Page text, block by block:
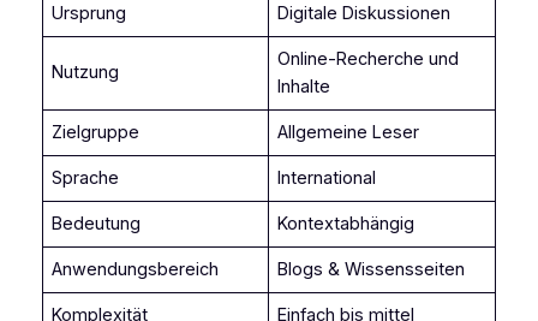
Ursprung Digitale Diskussionen
Nutzung
Online-Recherche und
Inhalte
Zielgruppe Allgemeine Leser
Sprache International
Bedeutung Kontextabhängig
Anwendungsbereich Blogs & Wissensseiten
Komplexität Einfach bis mittel